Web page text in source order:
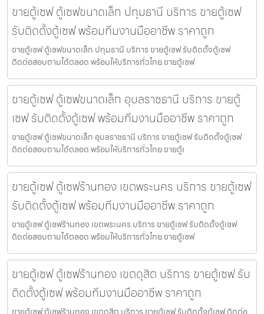
ขายตู้เซฟ ตู้เซฟขนาดเล็ก ปทุมธานี บริการ ขายตู้เซฟ
รับติดตั้งตู้เซฟ พร้อมทีมงานมืออาชีพ ราคาถูก
ขายตู้เซฟ ตู้เซฟขนาดเล็ก ปทุมธานี บริการ ขายตู้เซฟ รับติดตั้งตู้เซฟ
ติดต่อสอบถามได้ตลอด พร้อมให้บริการทั่วไทย ขายตู้เซฟ
ขายตู้เซฟ ตู้เซฟขนาดเล็ก อุบลราชธานี บริการ ขายตู้
เซฟ รับติดตั้งตู้เซฟ พร้อมทีมงานมืออาชีพ ราคาถูก
ขายตู้เซฟ ตู้เซฟขนาดเล็ก อุบลราชธานี บริการ ขายตู้เซฟ รับติดตั้งตู้เซฟ
ติดต่อสอบถามได้ตลอด พร้อมให้บริการทั่วไทย ขายตู้เ
ขายตู้เซฟ ตู้เซฟร้านทอง เขตพระนคร บริการ ขายตู้เซฟ
รับติดตั้งตู้เซฟ พร้อมทีมงานมืออาชีพ ราคาถูก
ขายตู้เซฟ ตู้เซฟร้านทอง เขตพระนคร บริการ ขายตู้เซฟ รับติดตั้งตู้เซฟ
ติดต่อสอบถามได้ตลอด พร้อมให้บริการทั่วไทย ขายตู้เซฟ
ขายตู้เซฟ ตู้เซฟร้านทอง เขตดุสิต บริการ ขายตู้เซฟ รับ
ติดตั้งตู้เซฟ พร้อมทีมงานมืออาชีพ ราคาถูก